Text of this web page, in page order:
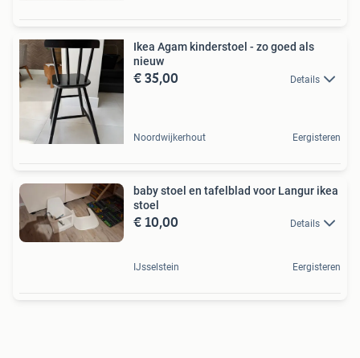
Ikea Agam kinderstoel - zo goed als
nieuw
€ 35,00 Details
Noordwijkerhout Eergisteren
baby stoel en tafelblad voor Langur ikea
stoel
€ 10,00 Details
IJsselstein Eergisteren